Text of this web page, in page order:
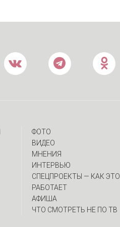
ФОТО
ВИДЕО
МНЕНИЯ
ИНТЕРВЬЮ
CПЕЦПРОЕКТЫ — КАК ЭТО
РАБОТАЕТ
АФИША
ЧТО СМОТРЕТЬ НЕ ПО ТВ